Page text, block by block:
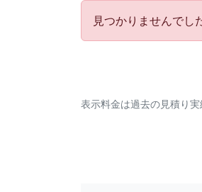
見つかりませんでし
表示料金は過去の見積り